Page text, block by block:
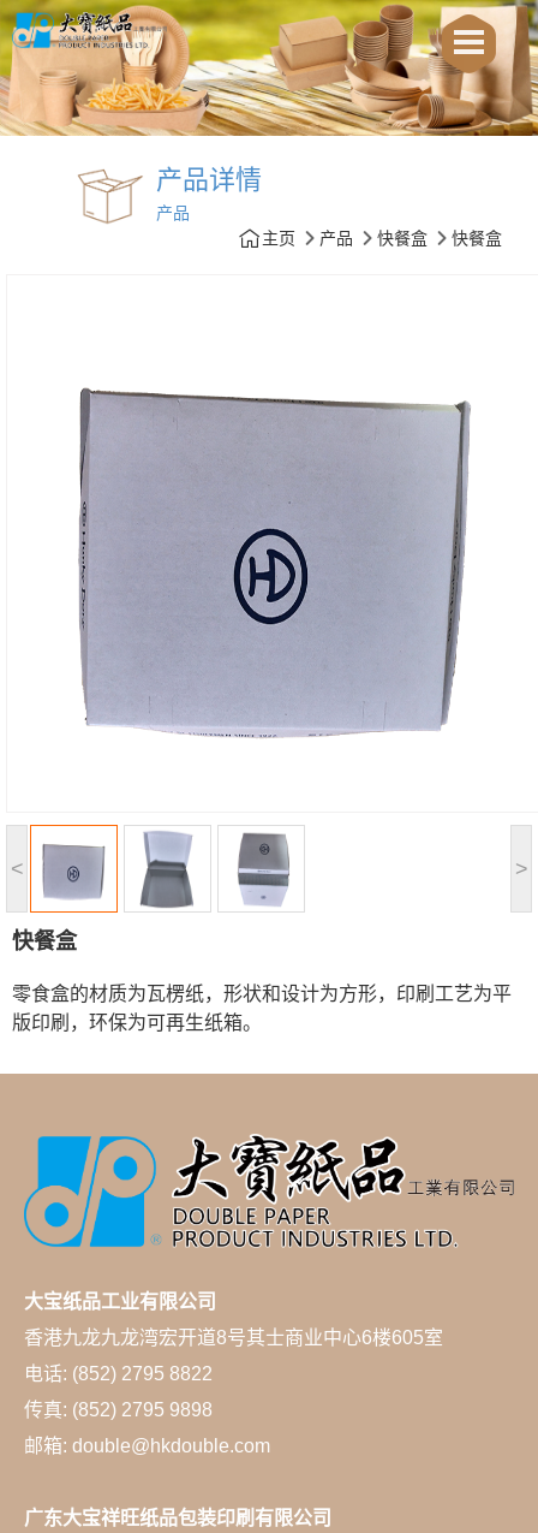
产品详情
产品
主页
产品 快餐盒 快餐盒
< >
快餐盒
零食盒的材质为瓦楞纸，形状和设计为方形，印刷工艺为平
版印刷，环保为可再生纸箱。
大宝纸品工业有限公司
香港九龙九龙湾宏开道8号其士商业中心6楼605室
电话: (852) 2795 8822
传真: (852) 2795 9898
邮箱: double@hkdouble.com
广东大宝祥旺纸品包装印刷有限公司